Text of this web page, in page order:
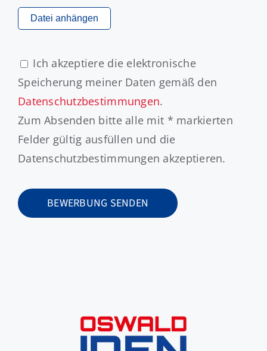
Datei anhängen
Ich akzeptiere die elektronische
Speicherung meiner Daten gemäß den
Datenschutzbestimmungen.
Zum Absenden bitte alle mit * markierten
Felder gültig ausfüllen und die
Datenschutzbestimmungen akzeptieren.
BEWERBUNG SENDEN